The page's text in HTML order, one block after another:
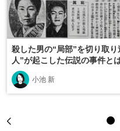
殺した男の“局部”を切り取
人”が起こした伝説の事件と
小池 新